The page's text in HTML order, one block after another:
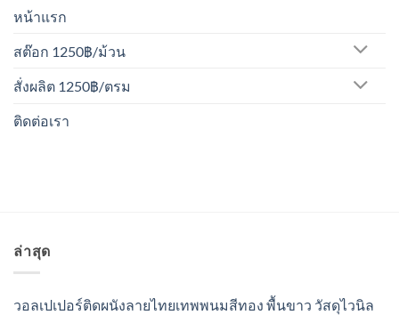
หน้าแรก
สต๊อก 1250฿/ม้วน
สั่งผลิต 1250฿/ตรม
ติดต่อเรา
ล่าสุด
วอลเปเปอร์ติดผนังลายไทยเทพพนมสีทอง พื้นขาว วัสดุไวนิล